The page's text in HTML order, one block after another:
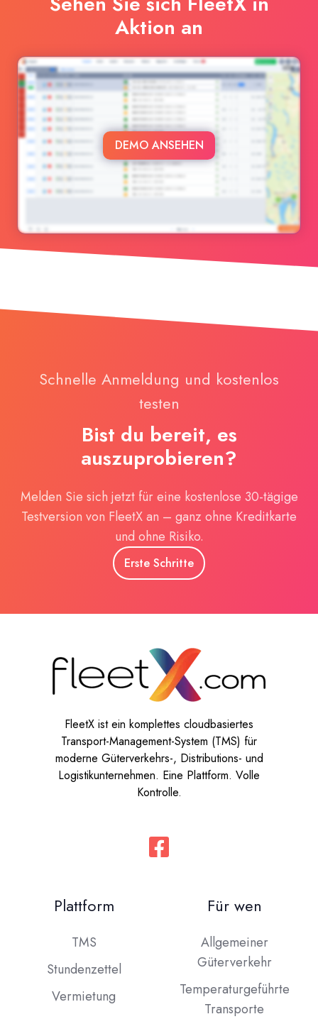
Aktion an
DEMO ANSEHEN
Schnelle Anmeldung und kostenlos
testen
Bist du bereit, es
auszuprobieren?
Melden Sie sich jetzt für eine kostenlose 30-tägige
Testversion von FleetX an – ganz ohne Kreditkarte
und ohne Risiko.
Erste Schritte
FleetX ist ein komplettes cloudbasiertes
Transport-Management-System (TMS) für
moderne Güterverkehrs-, Distributions- und
Logistikunternehmen. Eine Plattform. Volle
Kontrolle.
Plattform
TMS
Stundenzettel
Vermietung
Für wen
Allgemeiner
Güterverkehr
Temperaturgeführte
Transporte